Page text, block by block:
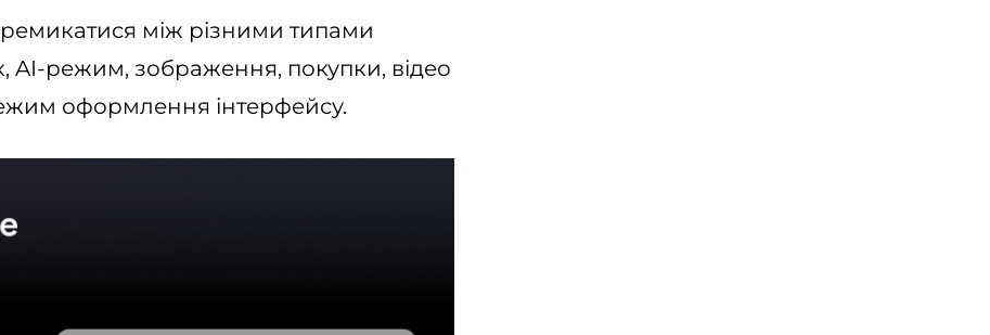
між різними типами
AI-режим, зображення, покупки, відео
оформлення інтерфейсу.